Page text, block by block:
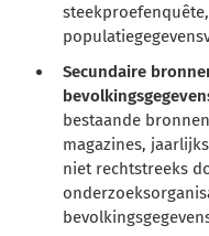
Secundaire
bestaande
magazines,
niet rechtstreeks